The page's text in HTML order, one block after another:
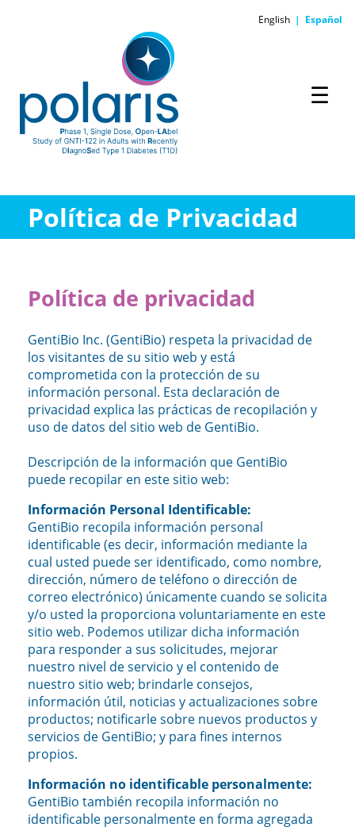
English | Español
☰
Política de Privacidad
Política de privacidad
GentiBio Inc. (GentiBio) respeta la privacidad de
los visitantes de su sitio web y está
comprometida con la protección de su
información personal. Esta declaración de
privacidad explica las prácticas de recopilación y
uso de datos del sitio web de GentiBio.
Descripción de la información que GentiBio
puede recopilar en este sitio web:
Información Personal Identificable:
GentiBio recopila información personal
identificable (es decir, información mediante la
cual usted puede ser identificado, como nombre,
dirección, número de teléfono o dirección de
correo electrónico) únicamente cuando se solicita
y/o usted la proporciona voluntariamente en este
sitio web. Podemos utilizar dicha información
para responder a sus solicitudes, mejorar
nuestro nivel de servicio y el contenido de
nuestro sitio web; brindarle consejos,
información útil, noticias y actualizaciones sobre
productos; notificarle sobre nuevos productos y
servicios de GentiBio; y para fines internos
propios.
Información no identificable personalmente:
GentiBio también recopila información no
identificable personalmente en forma agregada